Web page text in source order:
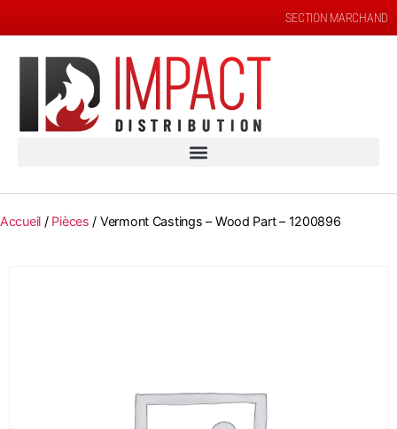
SECTION MARCHAND
Accueil / Pièces / Vermont Castings – Wood Part – 1200896